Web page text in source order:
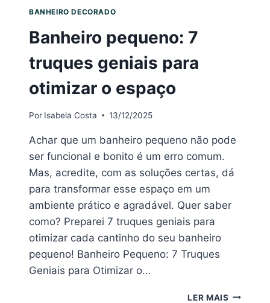
BANHEIRO DECORADO
Banheiro pequeno: 7
truques geniais para
otimizar o espaço
Por Isabela Costa 13/12/2025
Achar que um banheiro pequeno não pode
ser funcional e bonito é um erro comum.
Mas, acredite, com as soluções certas, dá
para transformar esse espaço em um
ambiente prático e agradável. Quer saber
como? Preparei 7 truques geniais para
otimizar cada cantinho do seu banheiro
pequeno! Banheiro Pequeno: 7 Truques
Geniais para Otimizar o…
LER MAIS